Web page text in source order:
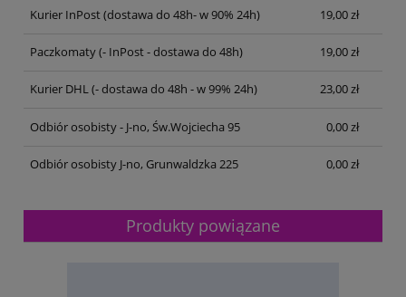
Kurier InPost(dostawa do 48h- w 90% 24h) 19,00 zł
Paczkomaty(- InPost - dostawa do 48h) 19,00 zł
Kurier DHL(- dostawa do 48h - w 99% 24h) 23,00 zł
Odbiór osobisty - J-no, Św.Wojciecha 95 0,00 zł
Odbiór osobisty J-no, Grunwaldzka 225 0,00 zł
Produkty powiązane